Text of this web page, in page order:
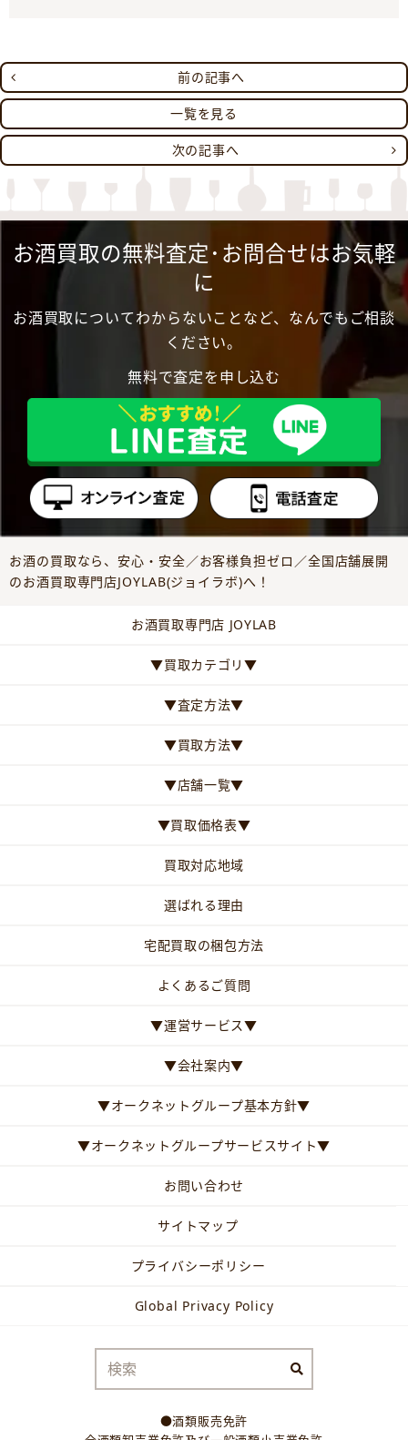
前の記事へ
一覧を見る
次の記事へ
お酒買取の無料査定･お問合せはお気軽
に
お酒買取についてわからないことなど、なんでもご相談
ください。
無料で査定を申し込む
お酒の買取なら、安心・安全／お客様負担ゼロ／全国店舗展開
のお酒買取専門店JOYLAB(ジョイラボ)へ！
お酒買取専門店 JOYLAB
▼買取カテゴリ▼
▼査定方法▼
▼買取方法▼
▼店舗一覧▼
▼買取価格表▼
買取対応地域
選ばれる理由
宅配買取の梱包方法
よくあるご質問
▼運営サービス▼
▼会社案内▼
▼オークネットグループ基本方針▼
▼オークネットグループサービスサイト▼
お問い合わせ
サイトマップ
プライバシーポリシー
Global Privacy Policy
●酒類販売免許